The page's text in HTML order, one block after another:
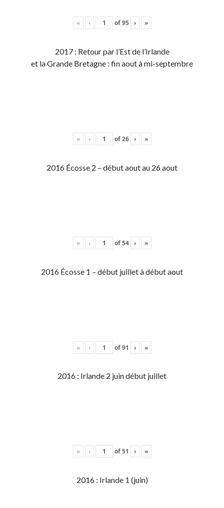
« ‹ of95 › »
2017 : Retour par l’Est de l’Irlande
et la Grande Bretagne : fin aout à mi-septembre
« ‹ of26 › »
2016 Écosse 2 – début aout au 26 aout
« ‹ of54 › »
2016 Écosse 1 – début juillet à début aout
« ‹ of91 › »
2016 : Irlande 2 juin début juillet
« ‹ of51 › »
2016 : Irlande 1 (juin)